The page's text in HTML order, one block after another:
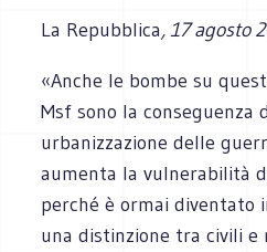
La Repubblica, 17 agosto
«Anche le bombe su
Msf sono la conseguenza
urbanizzazione delle
aumenta la vulnerabilità
perché è ormai diventato
una distinzione tra civili e